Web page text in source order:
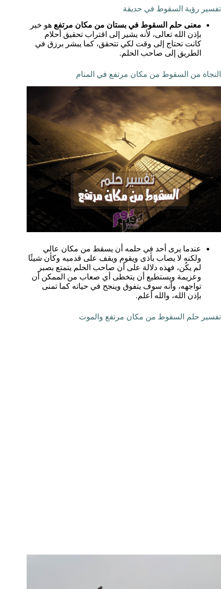
تفسير رؤية السقوط في حديقة
معنى حلم السقوط في بستان من مكان مرتفع هو خير
بإذن الله تعالى، لأنه يشير إلى اقتراب تحقيق أحلام
كانت تحتاج إلى وقت لكي تتحقق، كما يبشر برزق في
الطريق إلى صاحب الحلم.
النجاة من السقوط من مكان مرتفع في المنام
عندما يرى أحد في حلمه أن يسقط من مكان عالي
ولكنه لا يصاب بأذى ويقوم ويقف على قدميه وكأن شيئًا
لم يكُن، فهذه دلالة على أن صاحب الحلم يتمتع بصبر
وعزيمة ويستطيع أن يتخطى أي صعاب من الممكن أن
تواجهه، وأنه سوف يتفوق وينجح في حياته كما تمنى
بإذن الله، والله أعلم.
تفسير حلم السقوط من مكان مرتفع والموت